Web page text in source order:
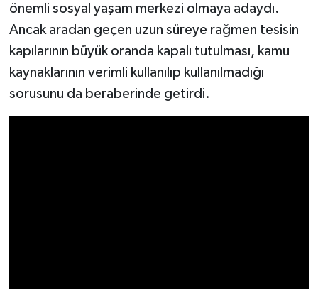
önemli sosyal yaşam merkezi olmaya adaydı.
Ancak aradan geçen uzun süreye rağmen tesisin
kapılarının büyük oranda kapalı tutulması, kamu
kaynaklarının verimli kullanılıp kullanılmadığı
sorusunu da beraberinde getirdi.